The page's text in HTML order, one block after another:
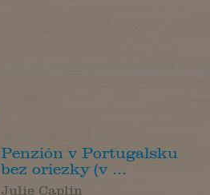
Penzión v Portugalsku
bez oriezky (v ...
Julie Caplin